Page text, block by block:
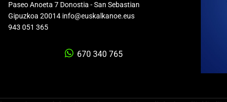
Paseo Anoeta 7 Donostia - San Sebastian
Gipuzkoa 20014 info@euskalkanoe.eus
943 051 365
670 340 765